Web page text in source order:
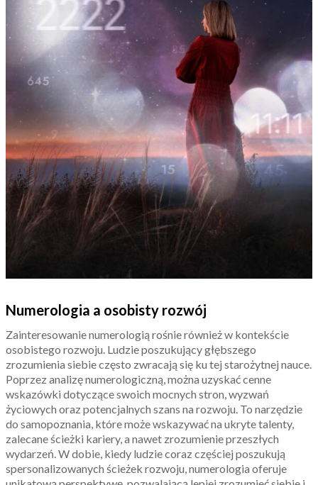
Numerologia a osobisty rozwój
Zainteresowanie numerologią rośnie również w kontekście
osobistego rozwoju. Ludzie poszukujący głębszego
zrozumienia siebie często zwracają się ku tej starożytnej nauce.
Poprzez analizę numerologiczną, można uzyskać cenne
wskazówki dotyczące swoich mocnych stron, wyzwań
życiowych oraz potencjalnych szans na rozwoju. To narzędzie
do samopoznania, które może wskazywać na ukryte talenty,
zalecane ścieżki kariery, a nawet zrozumienie przeszłych
wydarzeń. W dobie, kiedy ludzie coraz częściej poszukują
spersonalizowanych ścieżek rozwoju, numerologia oferuje